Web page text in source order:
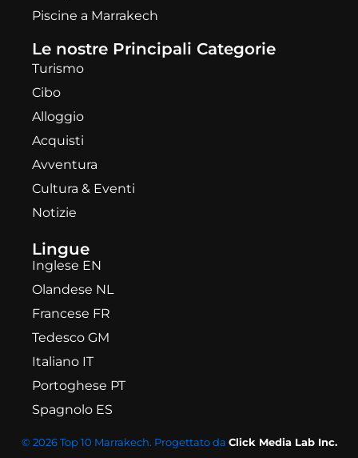
Piscine a Marrakech
Le nostre Principali Categorie
Turismo
Cibo
Alloggio
Acquisti
Avventura
Cultura & Eventi
Notizie
Lingue
Inglese EN
Olandese NL
Francese FR
Tedesco GM
Italiano IT
Portoghese PT
Spagnolo ES
© 2026 Top 10 Marrakech. Progettato da Click Media Lab Inc.